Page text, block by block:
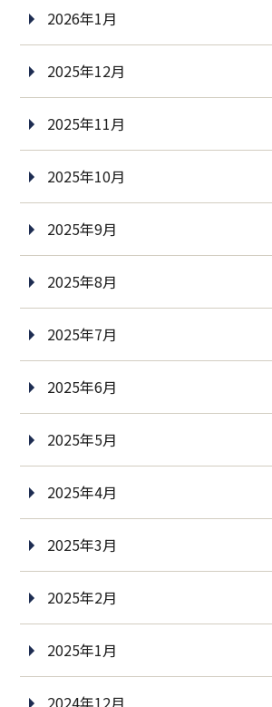
2026年1月
2025年12月
2025年11月
2025年10月
2025年9月
2025年8月
2025年7月
2025年6月
2025年5月
2025年4月
2025年3月
2025年2月
2025年1月
2024年12月